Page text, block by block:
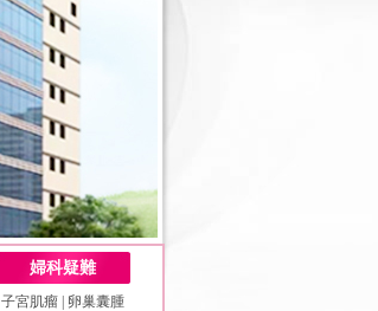
婦科疑難
子宮肌瘤
卵巢囊腫